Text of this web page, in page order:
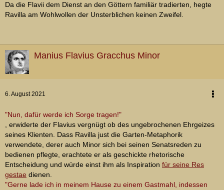
Da die Flavii dem Dienst an den Göttern familiär tradierten, hegte
Ravilla am Wohlwollen der Unsterblichen keinen Zweifel.
Manius Flavius Gracchus Minor
6. August 2021
"Nun, dafür werde ich Sorge tragen!"
, erwiderte der Flavius vergnügt ob des ungebrochenen Ehrgeizes
seines Klienten. Dass Ravilla just die Garten-Metaphorik
verwendete, derer auch Minor sich bei seinen Senatsreden zu
bedienen pflegte, erachtete er als geschickte rhetorische
Entscheidung und würde einst ihm als Inspiration für seine Res
gestae dienen.
"Gerne lade ich in meinem Hause zu einem Gastmahl, indessen